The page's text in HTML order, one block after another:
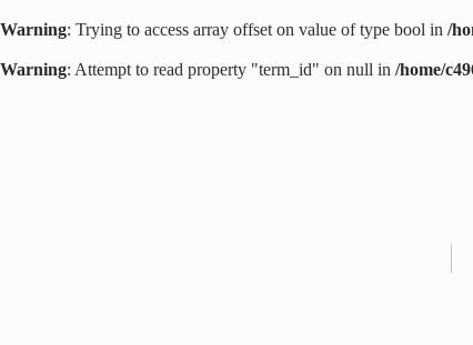
Warning: Trying to access array offset on value of type bool in /
Warning: Attempt to read property "term_id" on null in /home/